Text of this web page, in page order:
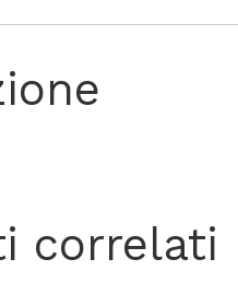
correlati